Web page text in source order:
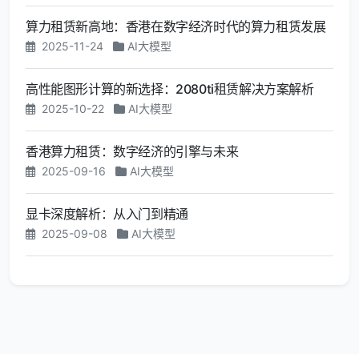
算力租赁新高地：香港在数字经济时代的算力租赁发展
2025-11-24 AI大模型
高性能图形计算的新选择：2080ti租赁解决方案解析
2025-10-22 AI大模型
香港算力租赁：数字经济的引擎与未来
2025-09-16 AI大模型
显卡深度解析：从入门到精通
2025-09-08 AI大模型